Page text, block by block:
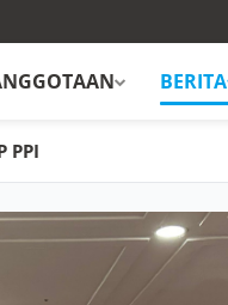
BERITA
PPI